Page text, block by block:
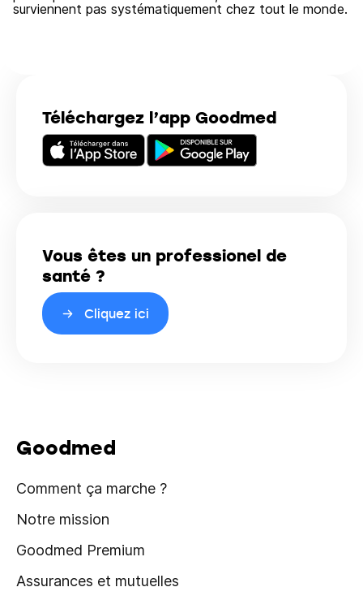
Téléchargez l’app Goodmed
Vous êtes un professionel de
santé ?
Cliquez ici
surviennent pas systématiquement chez tout le monde.
Goodmed
Comment ça marche ?
Notre mission
Goodmed Premium
Assurances et mutuelles